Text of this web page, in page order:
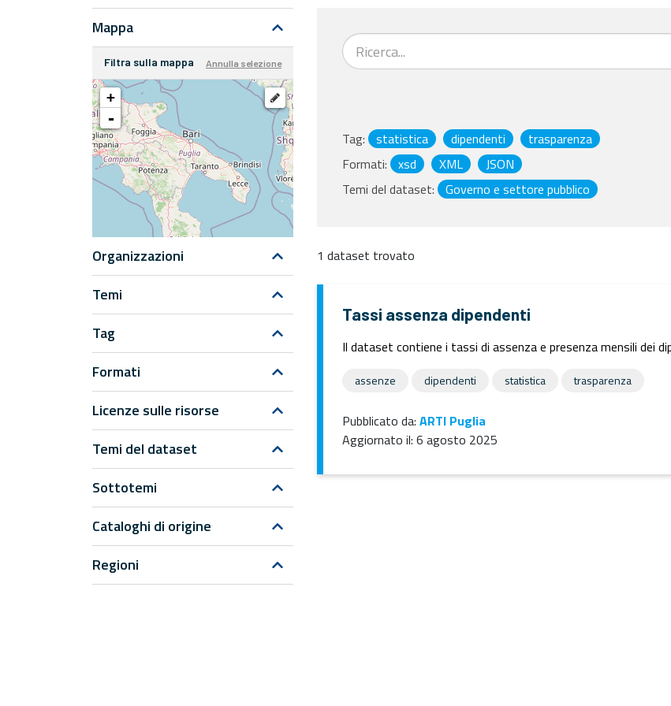
Mappa
Filtra sulla mappa Annulla selezione
+
-
Organizzazioni
Temi
Tag
Formati
Licenze sulle risorse
Temi del dataset
Sottotemi
Cataloghi di origine
Regioni
Tag: statistica dipendenti
trasparenza
Formati:
xsd XML
JSON
Temi del dataset:
Governo e settore pubblico
1 dataset trovato
Tassi assenza dipendenti
Il dataset contiene i tassi di assenza e presenza mensili dei
assenze dipendenti statistica trasparenza
Pubblicato da: ARTI Puglia
Aggiornato il: 6 agosto 2025